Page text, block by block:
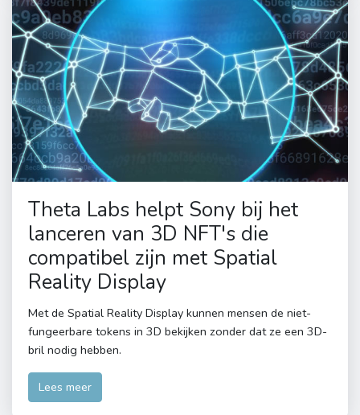
Theta Labs helpt Sony bij het
lanceren van 3D NFT's die
compatibel zijn met Spatial
Reality Display
Met de Spatial Reality Display kunnen mensen de niet-
fungeerbare tokens in 3D bekijken zonder dat ze een 3D-
bril nodig hebben.
Lees meer